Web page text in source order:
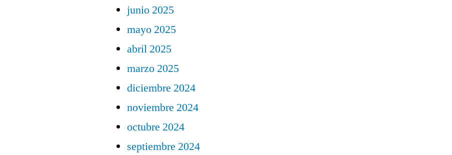
junio 2025
mayo 2025
abril 2025
marzo 2025
diciembre 2024
noviembre 2024
octubre 2024
septiembre 2024